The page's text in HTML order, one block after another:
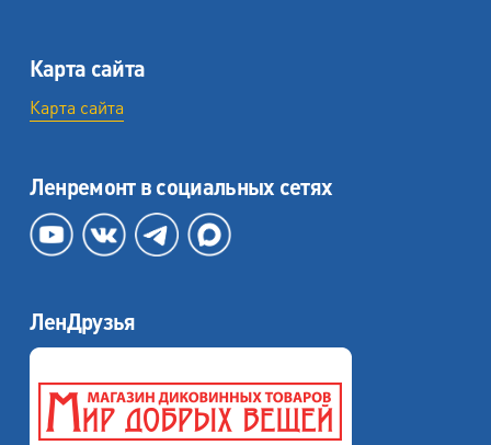
Карта сайта
Карта сайта
Ленремонт в социальных сетях
ЛенДрузья